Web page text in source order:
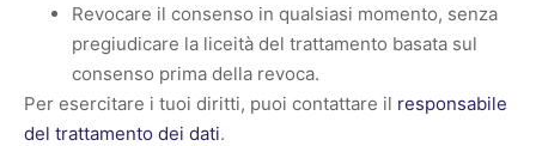
Revocare il consenso in qualsiasi momento, senza
pregiudicare la liceità del trattamento basata sul
consenso prima della revoca.
Per esercitare i tuoi diritti, puoi contattare il responsabile
del trattamento dei dati.